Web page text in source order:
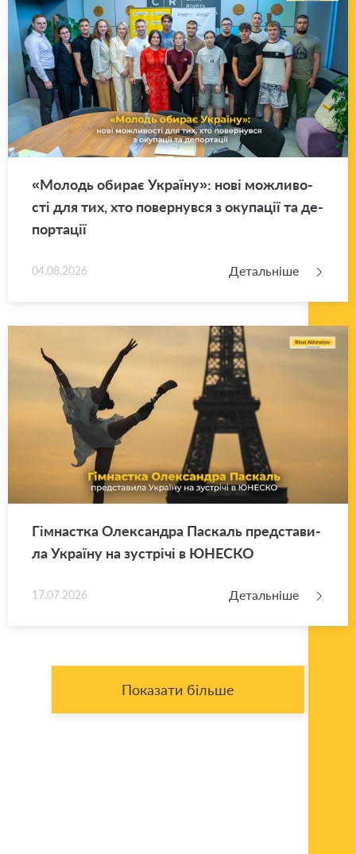
«Мо­лодь оби­рає Укра­ї­ну»: нові мо­жли­во­
сті для тих, хто по­вер­нув­ся з оку­па­ції та де­
пор­та­ції
04.08.2026 Детальніше
Гім­нас­тка Оле­ксан­дра Па­скаль пред­ста­ви­
ла Укра­ї­ну на зу­стрі­чі в ЮНЕ­СКО
17.07.2026 Детальніше
Показати більше